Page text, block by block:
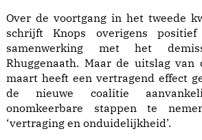
Over de voortgang in het tweede
schrijft Knops overigens
samenwerking met het
Rhuggenaath. Maar de uitslag
maart heeft een vertragend effect
de nieuwe coalitie
onomkeerbare stappen te
‘vertraging en onduidelijkheid’.